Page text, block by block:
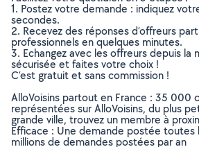
1. Postez votre demande : indiquez
secondes.
2. Recevez des réponses d’offreurs
professionnels en quelques minutes.
3. Echangez avec les offreurs depuis la
sécurisée et faites votre choix !
C’est gratuit et sans commission !
AlloVoisins partout en France : 35 000
représentées sur AlloVoisins, du plus
grande ville, trouvez un membre à
Efficace : Une demande postée toutes
millions de demandes postées par an